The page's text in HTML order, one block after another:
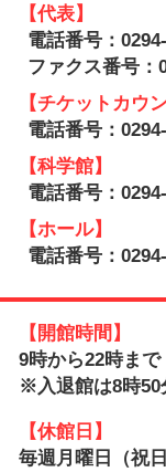
【代表】
電話番号：
ファクス番号：
【チケットカウ
電話番号：
【科学館】
電話番号：
【ホール】
電話番号：
【開館時間】
9時から22時まで
※入退館は8時50
【休館日】
毎週月曜日（祝